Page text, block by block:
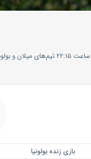
پخش زنده بازی میلان و بولونیا امروز یکشنبه 23 شهریور 1404 . در رقابت‌های
بازی زنده بولونیا